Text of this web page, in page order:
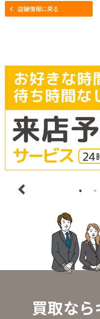
店舗情報に戻る
買取なら